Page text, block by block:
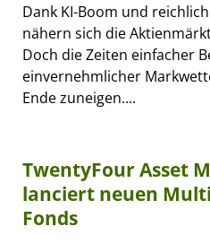
Dank KI-Boom und
nähern sich die
Doch die Zeiten einfacher
einvernehmlicher
Ende zuneigen....
TwentyFour Asset
lanciert neuen
Fonds